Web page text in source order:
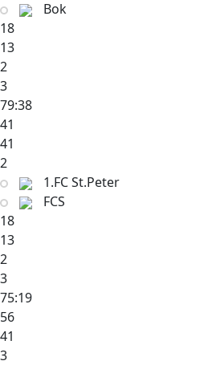
Bok
18
13
2
3
79:38
41
41
2
1.FC St.Peter
FCS
18
13
2
3
75:19
56
41
3